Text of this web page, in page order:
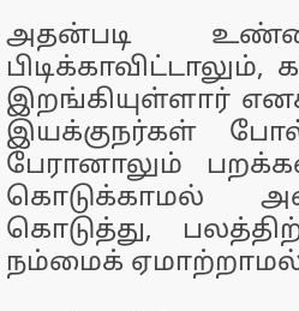
அதன்படி
இறங்கியுள்ளார்
இயக்குநர்கள்
பேரானாலும்
கொடுக்காமல்
கொடுத்து,
நம்மைக்